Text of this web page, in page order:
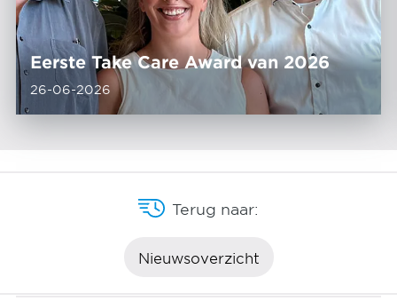
Eerste Take Care Award van 2026
26-06-2026
Terug naar:
Nieuwsoverzicht